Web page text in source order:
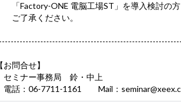
ONE 電脳工場ST」を導入検討の方
了承ください。
問合せ】
ミナー事務局 鈴・中上
話：06-7711-1161 Mail：